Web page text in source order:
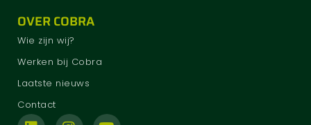
OVER COBRA
Wie zijn wij?
Werken bij Cobra
Laatste nieuws
Contact